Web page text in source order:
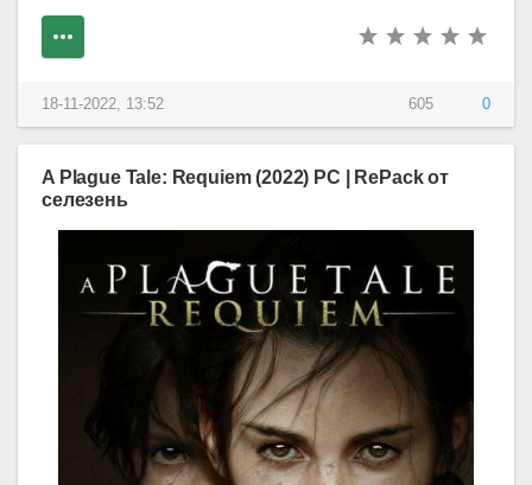
605 0
18-11-2022, 13:52
A Plague Tale: Requiem (2022) PC | RePack от
селезень